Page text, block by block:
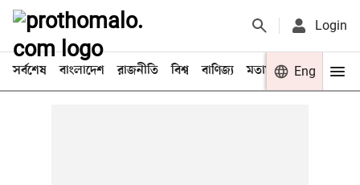
Login
সর্বশেষ বাংলাদেশ রাজনীতি বিশ্ব বাণিজ্য মতামত খেলা
Eng